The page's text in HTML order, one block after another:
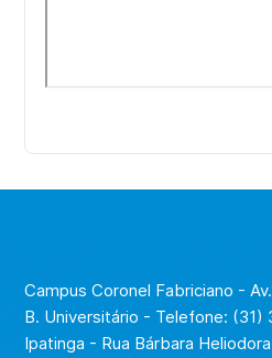
Campus Coronel Fabriciano -
B. Universitário - Telefone:
Ipatinga - Rua Bárbara